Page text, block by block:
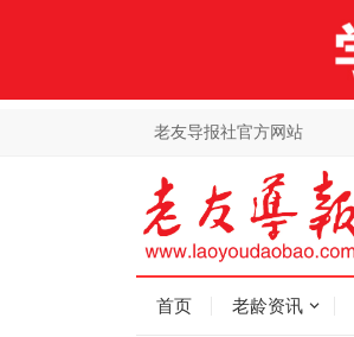
老友导报社官方网站
首页 老龄资讯